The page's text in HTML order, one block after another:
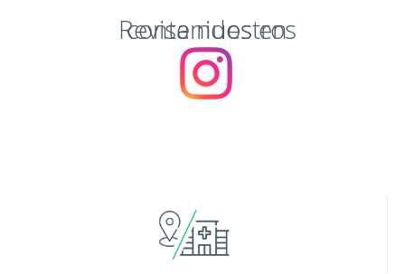
Revisa nuestros contenidos en